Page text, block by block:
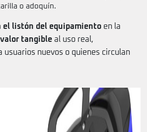
o adoquín.
el listón del equipamiento en la
valor tangible al uso real,
usuarios nuevos o quienes circulan